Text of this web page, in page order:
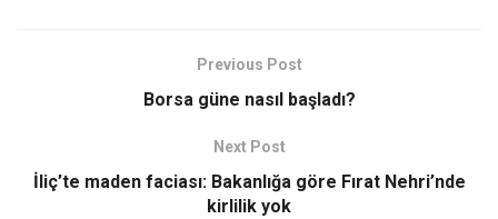
Previous Post
Borsa güne nasıl başladı?
Next Post
İliç’te maden faciası: Bakanlığa göre Fırat Nehri’nde
kirlilik yok